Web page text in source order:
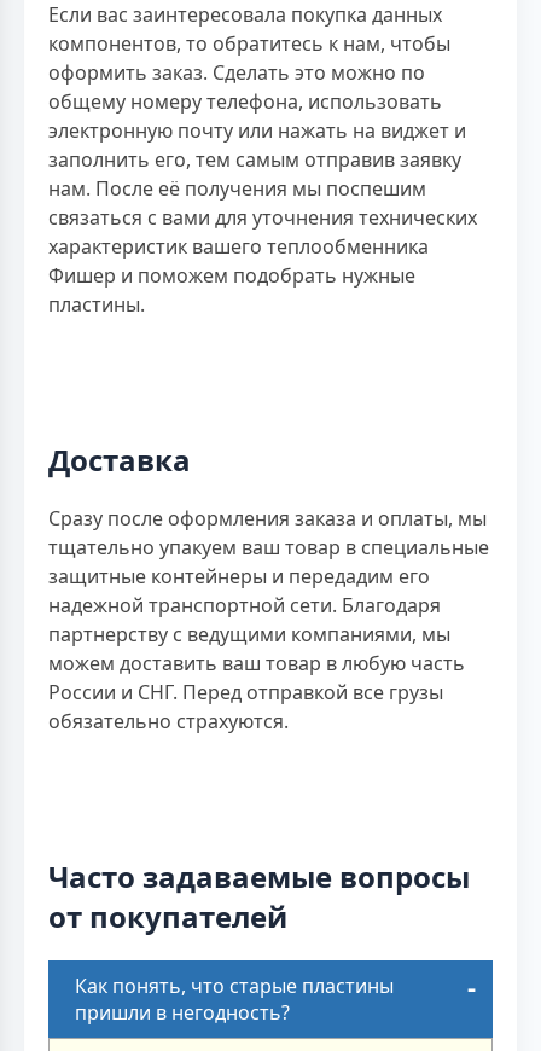
Если вас заинтересовала покупка данных
компонентов, то обратитесь к нам, чтобы
оформить заказ. Сделать это можно по
общему номеру телефона, использовать
электронную почту или нажать на виджет и
заполнить его, тем самым отправив заявку
нам. После её получения мы поспешим
связаться с вами для уточнения технических
характеристик вашего теплообменника
Фишер и поможем подобрать нужные
пластины.
Доставка
Сразу после оформления заказа и оплаты, мы
тщательно упакуем ваш товар в специальные
защитные контейнеры и передадим его
надежной транспортной сети. Благодаря
партнерству с ведущими компаниями, мы
можем доставить ваш товар в любую часть
России и СНГ. Перед отправкой все грузы
обязательно страхуются.
Часто задаваемые вопросы
от покупателей
Как понять, что старые пластины
пришли в негодность?